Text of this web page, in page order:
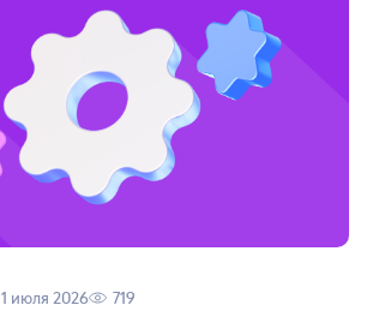
1 июля 2026 719